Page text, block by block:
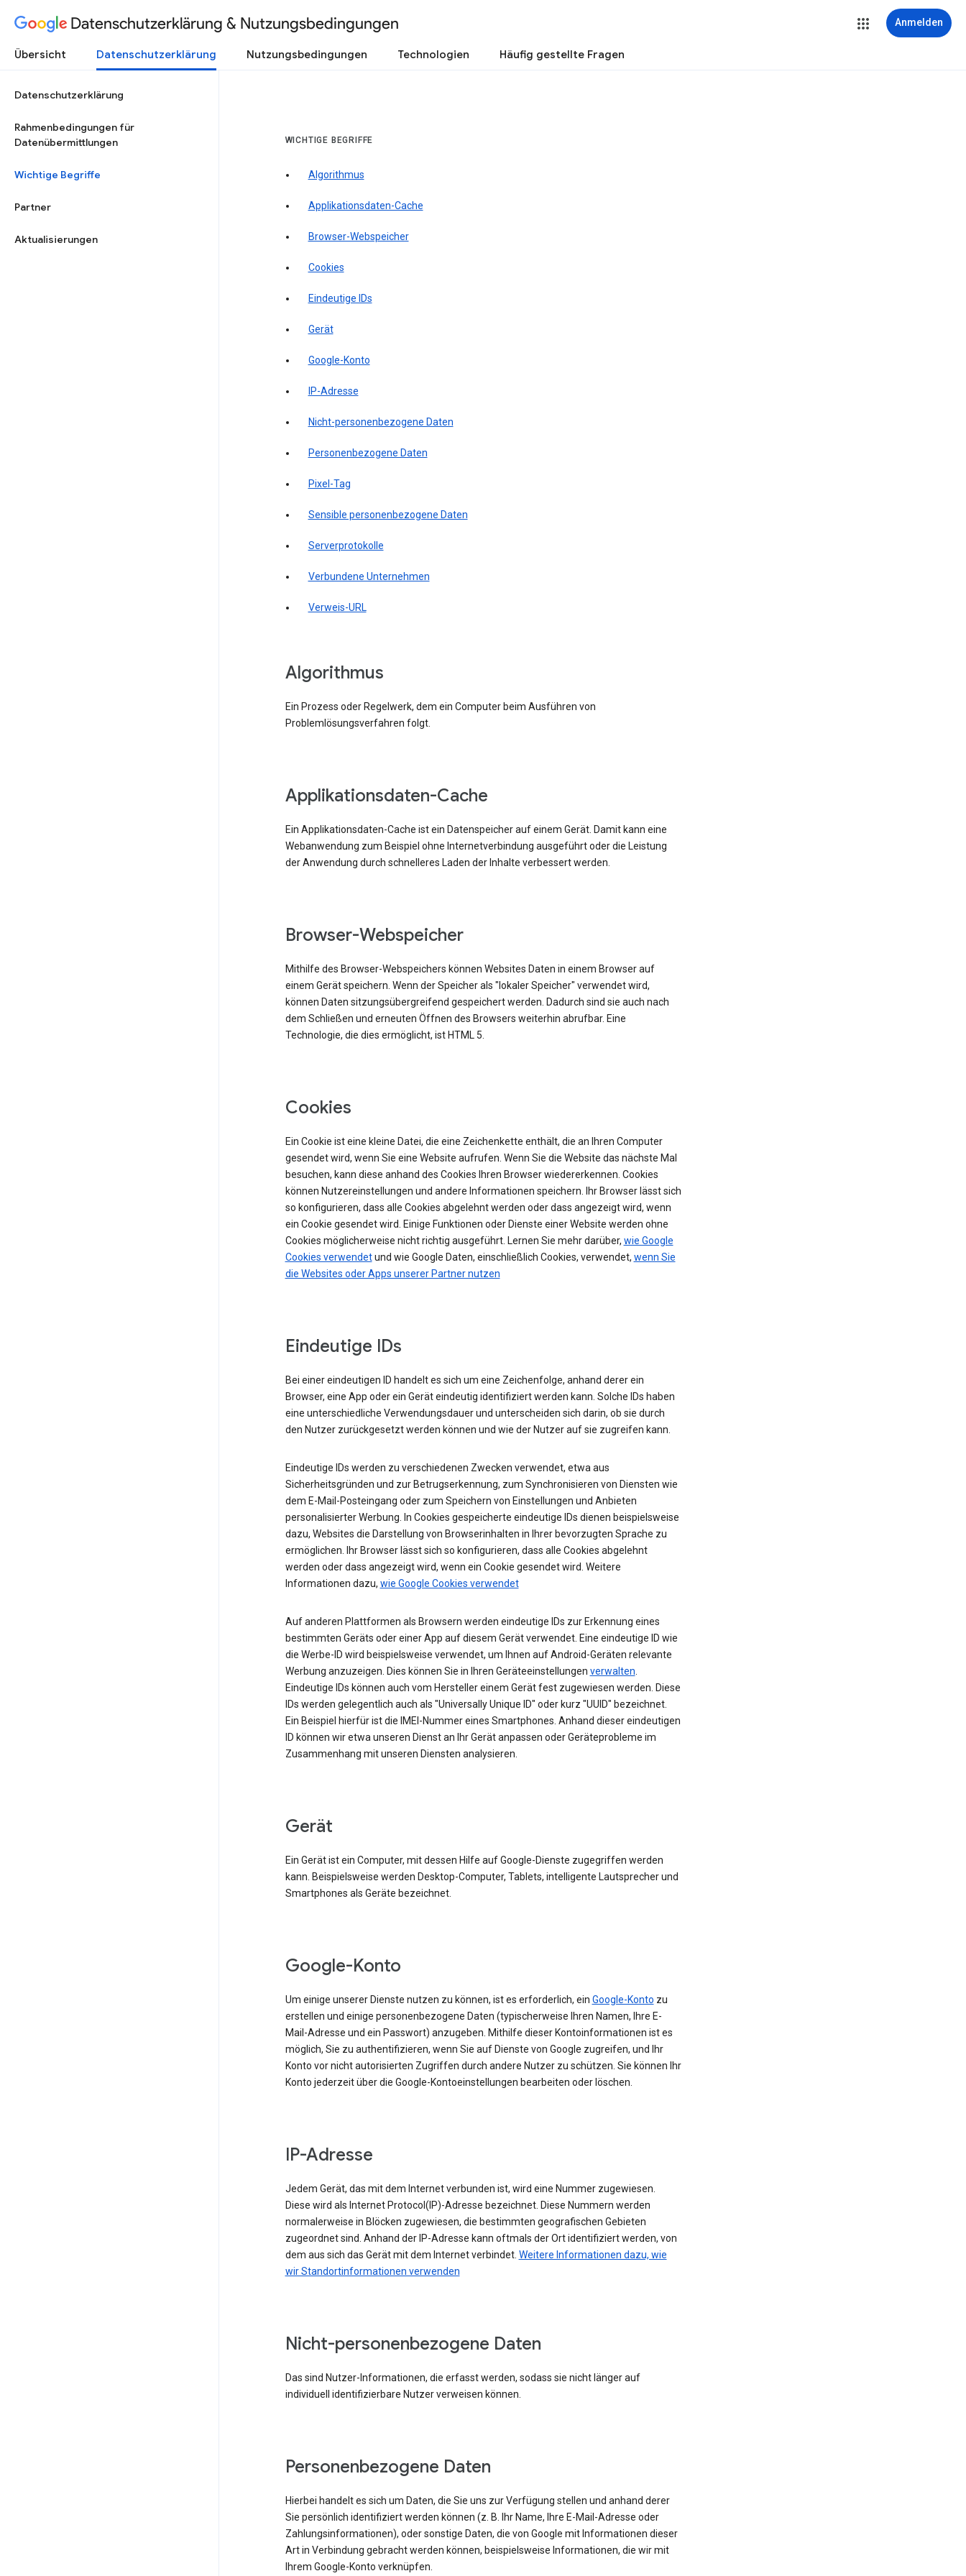
Datenschutzerklärung & Nutzungsbedingungen Anmelden
Übersicht Datenschutzerklärung Nutzungsbedingungen Technologien Häufig gestellte Fragen
Datenschutzerklärung
Rahmenbedingungen für
Datenübermittlungen
Wichtige Begriffe
Partner
Aktualisierungen
WICHTIGE BEGRIFFE
Algorithmus
Applikationsdaten-Cache
Browser-Webspeicher
Cookies
Eindeutige IDs
Gerät
Google-Konto
IP-Adresse
Nicht-personenbezogene Daten
Personenbezogene Daten
Pixel-Tag
Sensible personenbezogene Daten
Serverprotokolle
Verbundene Unternehmen
Verweis-URL
Algorithmus
Ein Prozess oder Regelwerk, dem ein Computer beim Ausführen von
Problemlösungsverfahren folgt.
Applikationsdaten-Cache
Ein Applikationsdaten-Cache ist ein Datenspeicher auf einem Gerät. Damit kann eine
Webanwendung zum Beispiel ohne Internetverbindung ausgeführt oder die Leistung
der Anwendung durch schnelleres Laden der Inhalte verbessert werden.
Browser-Webspeicher
Mithilfe des Browser-Webspeichers können Websites Daten in einem Browser auf
einem Gerät speichern. Wenn der Speicher als "lokaler Speicher" verwendet wird,
können Daten sitzungsübergreifend gespeichert werden. Dadurch sind sie auch nach
dem Schließen und erneuten Öffnen des Browsers weiterhin abrufbar. Eine
Technologie, die dies ermöglicht, ist HTML 5.
Cookies
Ein Cookie ist eine kleine Datei, die eine Zeichenkette enthält, die an Ihren Computer
gesendet wird, wenn Sie eine Website aufrufen. Wenn Sie die Website das nächste Mal
besuchen, kann diese anhand des Cookies Ihren Browser wiedererkennen. Cookies
können Nutzereinstellungen und andere Informationen speichern. Ihr Browser lässt sich
so konfigurieren, dass alle Cookies abgelehnt werden oder dass angezeigt wird, wenn
ein Cookie gesendet wird. Einige Funktionen oder Dienste einer Website werden ohne
Cookies möglicherweise nicht richtig ausgeführt. Lernen Sie mehr darüber, wie Google
Cookies verwendetund wie Google Daten, einschließlich Cookies, verwendet, wenn Sie
die Websites oder Apps unserer Partner nutzen
Eindeutige IDs
Bei einer eindeutigen ID handelt es sich um eine Zeichenfolge, anhand derer ein
Browser, eine App oder ein Gerät eindeutig identifiziert werden kann. Solche IDs haben
eine unterschiedliche Verwendungsdauer und unterscheiden sich darin, ob sie durch
den Nutzer zurückgesetzt werden können und wie der Nutzer auf sie zugreifen kann.
Eindeutige IDs werden zu verschiedenen Zwecken verwendet, etwa aus
Sicherheitsgründen und zur Betrugserkennung, zum Synchronisieren von Diensten wie
dem E-Mail-Posteingang oder zum Speichern von Einstellungen und Anbieten
personalisierter Werbung. In Cookies gespeicherte eindeutige IDs dienen beispielsweise
dazu, Websites die Darstellung von Browserinhalten in Ihrer bevorzugten Sprache zu
ermöglichen. Ihr Browser lässt sich so konfigurieren, dass alle Cookies abgelehnt
werden oder dass angezeigt wird, wenn ein Cookie gesendet wird. Weitere
Informationen dazu, wie Google Cookies verwendet
Auf anderen Plattformen als Browsern werden eindeutige IDs zur Erkennung eines
bestimmten Geräts oder einer App auf diesem Gerät verwendet. Eine eindeutige ID wie
die Werbe-ID wird beispielsweise verwendet, um Ihnen auf Android-Geräten relevante
Werbung anzuzeigen. Dies können Sie in Ihren Geräteeinstellungen verwalten.
Eindeutige IDs können auch vom Hersteller einem Gerät fest zugewiesen werden. Diese
IDs werden gelegentlich auch als "Universally Unique ID" oder kurz "UUID" bezeichnet.
Ein Beispiel hierfür ist die IMEI-Nummer eines Smartphones. Anhand dieser eindeutigen
ID können wir etwa unseren Dienst an Ihr Gerät anpassen oder Geräteprobleme im
Zusammenhang mit unseren Diensten analysieren.
Gerät
Ein Gerät ist ein Computer, mit dessen Hilfe auf Google-Dienste zugegriffen werden
kann. Beispielsweise werden Desktop-Computer, Tablets, intelligente Lautsprecher und
Smartphones als Geräte bezeichnet.
Google-Konto
Um einige unserer Dienste nutzen zu können, ist es erforderlich, ein Google-Konto zu
erstellen und einige personenbezogene Daten (typischerweise Ihren Namen, Ihre E-
Mail-Adresse und ein Passwort) anzugeben. Mithilfe dieser Kontoinformationen ist es
möglich, Sie zu authentifizieren, wenn Sie auf Dienste von Google zugreifen, und Ihr
Konto vor nicht autorisierten Zugriffen durch andere Nutzer zu schützen. Sie können Ihr
Konto jederzeit über die Google-Kontoeinstellungen bearbeiten oder löschen.
IP-Adresse
Jedem Gerät, das mit dem Internet verbunden ist, wird eine Nummer zugewiesen.
Diese wird als Internet Protocol(IP)-Adresse bezeichnet. Diese Nummern werden
normalerweise in Blöcken zugewiesen, die bestimmten geografischen Gebieten
zugeordnet sind. Anhand der IP-Adresse kann oftmals der Ort identifiziert werden, von
dem aus sich das Gerät mit dem Internet verbindet. Weitere Informationen dazu, wie
wir Standortinformationen verwenden
Nicht-personenbezogene Daten
Das sind Nutzer-Informationen, die erfasst werden, sodass sie nicht länger auf
individuell identifizierbare Nutzer verweisen können.
Personenbezogene Daten
Hierbei handelt es sich um Daten, die Sie uns zur Verfügung stellen und anhand derer
Sie persönlich identifiziert werden können (z. B. Ihr Name, Ihre E-Mail-Adresse oder
Zahlungsinformationen), oder sonstige Daten, die von Google mit Informationen dieser
Art in Verbindung gebracht werden können, beispielsweise Informationen, die wir mit
Ihrem Google-Konto verknüpfen.